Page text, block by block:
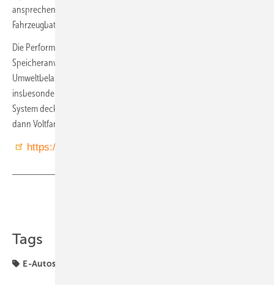
ansprechen und weiternutzen. Laut Voltfang wird die Nutzung von E-
Fahrzeugbatterien im Second Life um acht bis 15 Jahre verlängert.
Die Performance bleibt weiter ausreichend für typische
Speicheranwendungen, teilt der Hersteller mit. Die deutlich reduzierte
Umweltbelastung durch den Verzicht auf neue Batteriezellen soll
insbesondere nachhaltig orientierte Unternehmen ansprechen. Das
System deckt 30 bis 200 Kilowattstunden ab. Darüber heißt die Lösung
dann Voltfang Plus.
https://voltfang.de
Tags
E-Autos